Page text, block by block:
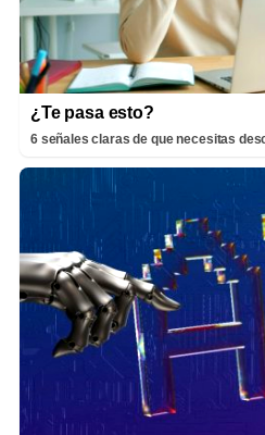
¿Te pasa esto?
6 señales claras de que necesitas